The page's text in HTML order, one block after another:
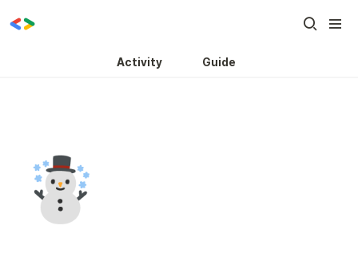
Activity Guide
☃️